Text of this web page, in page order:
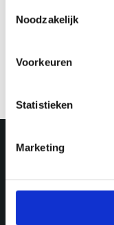
Noodzakelijk
Voorkeuren
Statistieken
Marketing
Throwback
More in